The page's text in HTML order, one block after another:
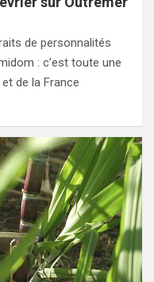
de personnalités
: c’est toute une
de la France